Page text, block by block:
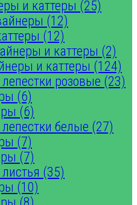
и каттеры (25)
(12)
(12)
и каттеры (2)
и каттеры (124)
розовые (23)
(6)
(6)
белые (27)
(7)
(7)
(35)
(10)